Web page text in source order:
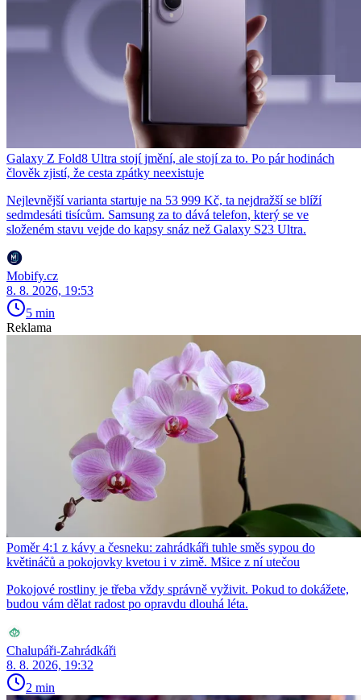
Galaxy Z Fold8 Ultra stojí jmění, ale stojí za to. Po pár hodinách
člověk zjistí, že cesta zpátky neexistuje
Nejlevnější varianta startuje na 53 999 Kč, ta nejdražší se blíží
sedmdesáti tisícům. Samsung za to dává telefon, který se ve
složeném stavu vejde do kapsy snáz než Galaxy S23 Ultra.
Mobify.cz
8. 8. 2026, 19:53
5 min
Reklama
Poměr 4:1 z kávy a česneku: zahrádkáři tuhle směs sypou do
květináčů a pokojovky kvetou i v zimě. Mšice z ní utečou
Pokojové rostliny je třeba vždy správně vyživit. Pokud to dokážete,
budou vám dělat radost po opravdu dlouhá léta.
Chalupáři-Zahrádkáři
8. 8. 2026, 19:32
2 min